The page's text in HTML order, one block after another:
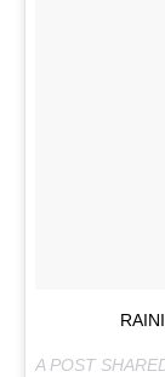
A POST